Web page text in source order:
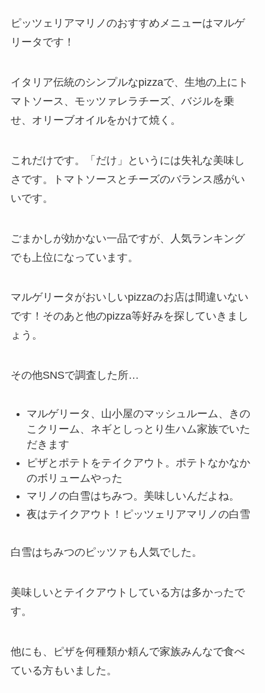
ピッツェリアマリノのおすすめメニューはマルゲ
リータです！
イタリア伝統のシンプルなpizzaで、生地の上にト
マトソース、モッツァレラチーズ、バジルを乗
せ、オリーブオイルをかけて焼く。
これだけです。「だけ」というには失礼な美味し
さです。トマトソースとチーズのバランス感がい
いです。
ごまかしが効かない一品ですが、人気ランキング
でも上位になっています。
マルゲリータがおいしいpizzaのお店は間違いない
です！そのあと他のpizza等好みを探していきまし
ょう。
その他SNSで調査した所…
マルゲリータ、山小屋のマッシュルーム、きの
こクリーム、ネギとしっとり生ハム家族でいた
だきます
ピザとポテトをテイクアウト。ポテトなかなか
のボリュームやった
マリノの白雪はちみつ。美味しいんだよね。
夜はテイクアウト！ピッツェリアマリノの白雪
白雪はちみつのピッツァも人気でした。
美味しいとテイクアウトしている方は多かったで
す。
他にも、ピザを何種類か頼んで家族みんなで食べ
ている方もいました。